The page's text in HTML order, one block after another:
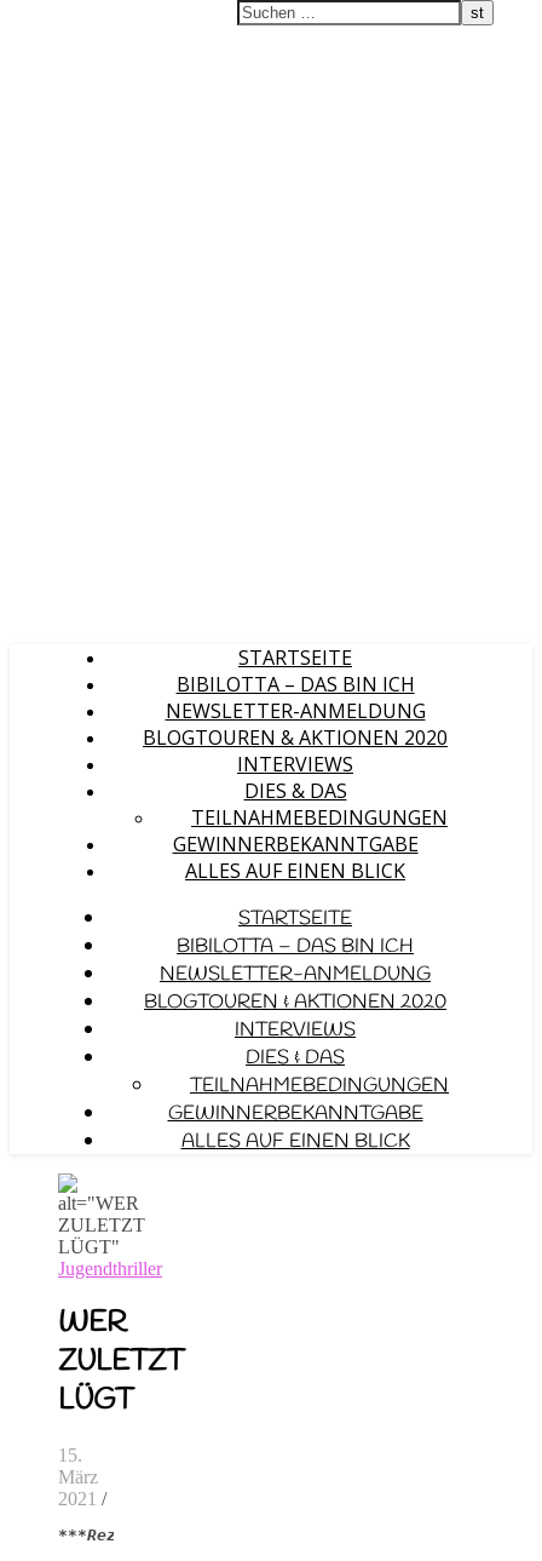
STARTSEITE
BIBILOTTA – DAS BIN ICH
NEWSLETTER-ANMELDUNG
BLOGTOUREN & AKTIONEN 2020
INTERVIEWS
DIES & DAS
TEILNAHMEBEDINGUNGEN
GEWINNERBEKANNTGABE
ALLES AUF EINEN BLICK
STARTSEITE
BIBILOTTA – DAS BIN ICH
NEWSLETTER-ANMELDUNG
BLOGTOUREN & AKTIONEN 2020
INTERVIEWS
DIES & DAS
TEILNAHMEBEDINGUNGEN
GEWINNERBEKANNTGABE
ALLES AUF EINEN BLICK
Jugendthriller
WER
ZULETZT
LÜGT
15.
März
2021 /
***Rezensionsexemplar***